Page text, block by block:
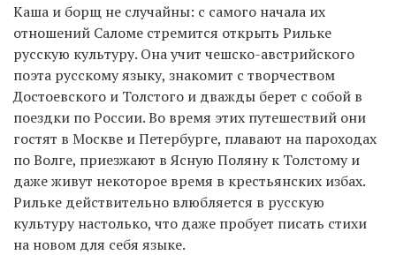
Каша и борщ не случайны: с самого начала их
отношений Саломе стремится открыть Рильке
русскую культуру. Она учит чешско-австрийского
поэта русскому языку, знакомит с творчеством
Достоевского и Толстого и дважды берет с собой в
поездки по России. Во время этих путешествий они
гостят в Москве и Петербурге, плавают на пароходах
по Волге, приезжают в Ясную Поляну к Толстому и
даже живут некоторое время в крестьянских избах.
Рильке действительно влюбляется в русскую
культуру настолько, что даже пробует писать стихи
на новом для себя языке.